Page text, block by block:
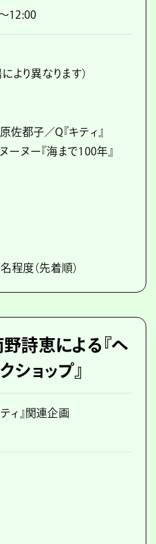
12:00
より異なります）
佐都子／Q『キティ』
ーヌー『海まで100年』
度（先着順）
詩恵による『へ
ショップ』
ィ』関連企画